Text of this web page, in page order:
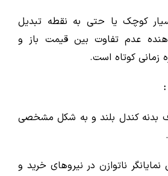
کوچک یا حتی به نقطه تبدیل
عدم تفاوت بین قیمت باز و
زمانی کوتاه است.
بدنه کندل بلند و به شکل مشخصی
ناتوازن در نیروهای خرید و